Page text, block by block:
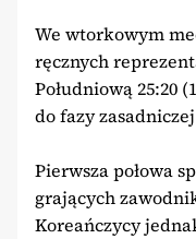
We wtorkowym
ręcznych
Południową 25:20
do fazy
Pierwsza połowa
grających
Koreańczycy